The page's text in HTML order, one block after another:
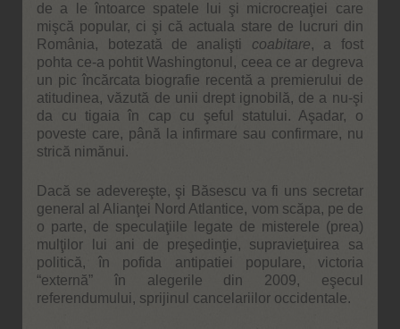
de a le întoarce spatele lui şi microcreaţiei care
mişcă popular, ci şi că actuala stare de lucruri din
România, botezată de analişti coabitare, a fost
pohta ce-a pohtit Washingtonul, ceea ce ar degreva
un pic încărcata biografie recentă a premierului de
atitudinea, văzută de unii drept ignobilă, de a nu-şi
da cu tigaia în cap cu şeful statului. Aşadar, o
poveste care, până la infirmare sau confirmare, nu
strică nimănui.
Dacă se adevereşte, şi Băsescu va fi uns secretar
general al Alianţei Nord Atlantice, vom scăpa, pe de
o parte, de speculaţiile legate de misterele (prea)
mulţilor lui ani de preşedinţie, supravieţuirea sa
politică, în pofida antipatiei populare, victoria
“externă” în alegerile din 2009, eşecul
referendumului, sprijinul cancelariilor occidentale.